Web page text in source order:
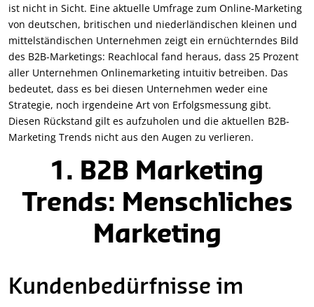
ist nicht in Sicht. Eine aktuelle Umfrage zum Online-Marketing
von deutschen, britischen und niederländischen kleinen und
mittelständischen Unternehmen zeigt ein ernüchterndes Bild
des B2B-Marketings: Reachlocal fand heraus, dass 25 Prozent
aller Unternehmen Onlinemarketing intuitiv betreiben. Das
bedeutet, dass es bei diesen Unternehmen weder eine
Strategie, noch irgendeine Art von Erfolgsmessung gibt.
Diesen Rückstand gilt es aufzuholen und die aktuellen B2B-
Marketing Trends nicht aus den Augen zu verlieren.
1. B2B Marketing
Trends: Menschliches
Marketing
Kundenbedürfnisse im